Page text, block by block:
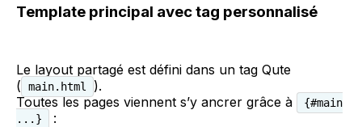
Template principal avec tag personnalisé
Le layout partagé est défini dans un tag Qute
(
main.html
).
Toutes les pages viennent s’y ancrer grâce à
{#main
...}
: